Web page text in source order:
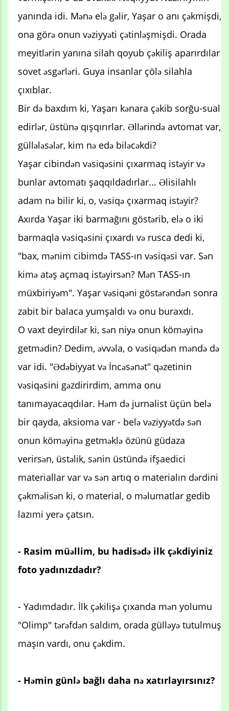
yanında idi. Mənə elə gəlir, Yaşar o anı çəkmişdi,
ona görə onun vəziyyəti çətinləşmişdi. Orada
meyitlərin yanına silah qoyub çəkiliş aparırdılar
sovet əsgərləri. Guya insanlar çölə silahla
çıxıblar.
Bir də baxdım ki, Yaşarı kənara çəkib sorğu-sual
edirlər, üstünə qışqırırlar. Əllərində avtomat var,
güllələsələr, kim nə edə biləcəkdi?
Yaşar cibindən vəsiqəsini çıxarmaq istəyir və
bunlar avtomatı şaqqıldadırlar... Əlisilahlı
adam nə bilir ki, o, vəsiqə çıxarmaq istəyir?
Axırda Yaşar iki barmağını göstərib, elə o iki
barmaqla vəsiqəsini çıxardı və rusca dedi ki,
"bax, mənim cibimdə TASS-ın vəsiqəsi var. Sən
kimə atəş açmaq istəyirsən? Mən TASS-ın
müxbiriyəm". Yaşar vəsiqəni göstərəndən sonra
zabit bir balaca yumşaldı və onu buraxdı.
O vaxt deyirdilər ki, sən niyə onun köməyinə
getmədin? Dedim, əvvəla, o vəsiqədən məndə də
var idi. "Ədəbiyyat və İncəsənət" qəzetinin
vəsiqəsini gəzdirirdim, amma onu
tanımayacaqdılar. Həm də jurnalist üçün belə
bir qayda, aksioma var - belə vəziyyətdə sən
onun köməyinə getməklə özünü güdaza
verirsən, üstəlik, sənin üstündə ifşaedici
materiallar var və sən artıq o materialın dərdini
çəkməlisən ki, o material, o məlumatlar gedib
lazımi yerə çatsın.
- Rasim müəllim, bu hadisədə ilk çəkdiyiniz
foto yadınızdadır?
- Yadımdadır. İlk çəkilişə çıxanda mən yolumu
"Olimp" tərəfdən saldım, orada gülləyə tutulmuş
maşın vardı, onu çəkdim.
- Həmin günlə bağlı daha nə xatırlayırsınız?